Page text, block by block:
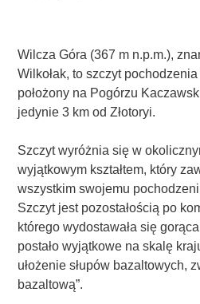
Wilcza Góra (367 m n.p.m.),
Wilkołak, to szczyt
położony na Pogórzu
jedynie 3 km od Złotoryi.
Szczyt wyróżnia się w
wyjątkowym kształtem, który
wszystkim swojemu
Szczyt jest pozostałością po
którego wydostawała się
postało wyjątkowe na skalę
ułożenie słupów bazaltowych,
bazaltową”.